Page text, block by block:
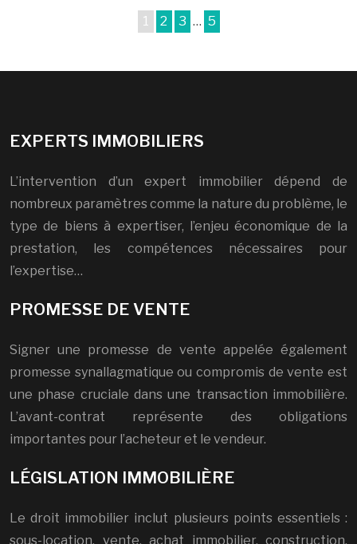
1 2 3 … 5
EXPERTS IMMOBILIERS
L’intervention d’un expert immobilier dépend de
nombreux paramètres comme la nature du problème, le
type de biens à expertiser, l’enjeu économique de la
prestation, les compétences nécessaires pour
l’expertise…
PROMESSE DE VENTE
Signer une promesse de vente appelée également
promesse synallagmatique ou compromis de vente est
une phase cruciale dans une transaction immobilière.
L’avant-contrat représente des obligations
importantes pour l’acheteur et le vendeur.
LÉGISLATION IMMOBILIÈRE
Le droit immobilier inclut plusieurs points essentiels :
sous-location, vente, achat immobilier, construction,